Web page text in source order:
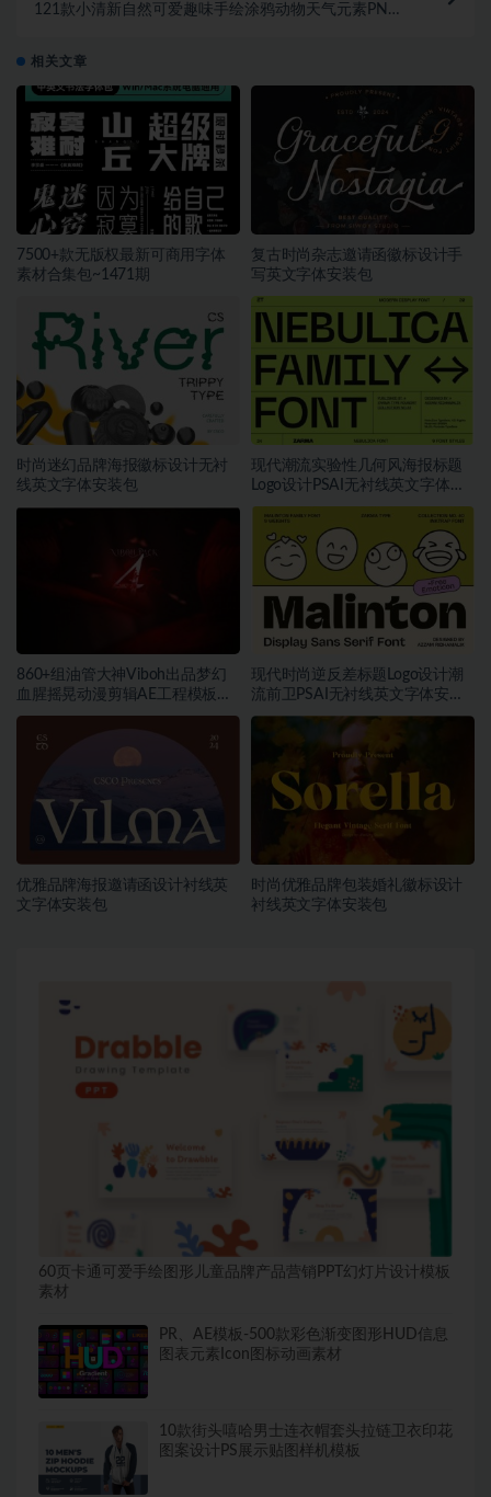
121款小清新自然可爱趣味手绘涂鸦动物天气元素PNG
相关文章
7500+款无版权最新可商用字体
素材合集包~1471期
复古时尚杂志邀请函徽标设计手
写英文字体安装包
时尚迷幻品牌海报徽标设计无衬
线英文字体安装包
现代潮流实验性几何风海报标题
Logo设计PSAI无衬线英文字体安
装包
860+组油管大神Viboh出品梦幻
血腥摇晃动漫剪辑AE工程模板预
设叠加视频音效字体素材包
现代时尚逆反差标题Logo设计潮
流前卫PSAI无衬线英文字体安装
包素材
优雅品牌海报邀请函设计衬线英
文字体安装包
时尚优雅品牌包装婚礼徽标设计
衬线英文字体安装包
60页卡通可爱手绘图形儿童品牌产品营销PPT幻灯片设计模板
素材
PR、AE模板-500款彩色渐变图形HUD信息
图表元素Icon图标动画素材
10款街头嘻哈男士连衣帽套头拉链卫衣印花
图案设计PS展示贴图样机模板